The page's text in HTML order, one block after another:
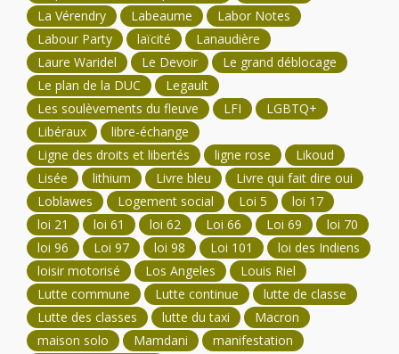
La Vérendry
Labeaume
Labor Notes
Labour Party
laïcité
Lanaudière
Laure Waridel
Le Devoir
Le grand déblocage
Le plan de la DUC
Legault
Les soulèvements du fleuve
LFI
LGBTQ+
Libéraux
libre-échange
Ligne des droits et libertés
ligne rose
Likoud
Lisée
lithium Livre bleu
Livre qui fait dire oui
Loblawes
Logement social Loi 5
loi 17
loi 21
loi 61 loi 62 Loi 66 Loi 69
loi 70
loi 96
Loi 97 loi 98 Loi 101
loi des Indiens
loisir motorisé
Los Angeles
Louis Riel
Lutte commune
Lutte continue
lutte de classe
Lutte des classes
lutte du taxi
Macron
maison solo
Mamdani
manifestation